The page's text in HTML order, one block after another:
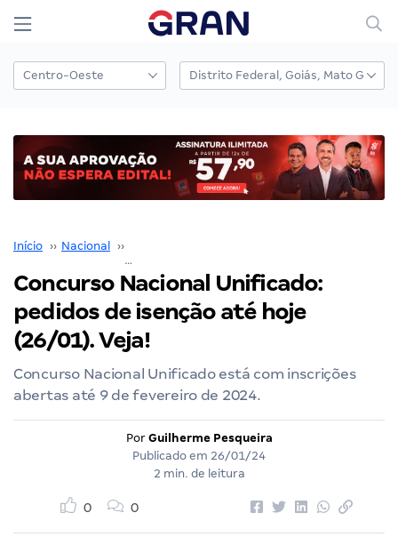
Início ›› Nacional ››
Concurso Nacional Unificado:
pedidos de isenção até hoje
(26/01). Veja!
Concurso Nacional Unificado está com inscrições
abertas até 9 de fevereiro de 2024.
Por Guilherme Pesqueira
Publicado em 26/01/24
2 min. de leitura
0 0